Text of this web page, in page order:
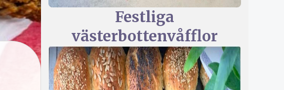
Festliga
västerbottenvåfflor